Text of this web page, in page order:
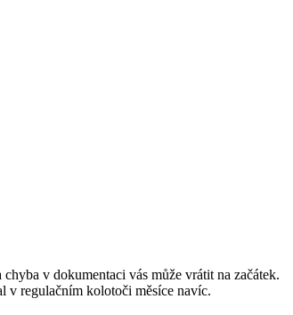
v dokumentaci vás může vrátit na začátek.
v regulačním kolotoči měsíce navíc.